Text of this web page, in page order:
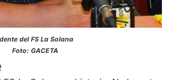
presidente del FS La Solana
Foto: GACETA